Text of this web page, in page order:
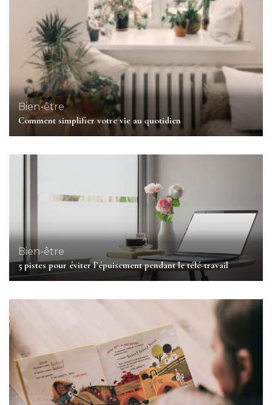
Bien-être
Comment simplifier votre vie au quotidien
Bien-être
5 pistes pour éviter l’épuisement pendant le télé-travail